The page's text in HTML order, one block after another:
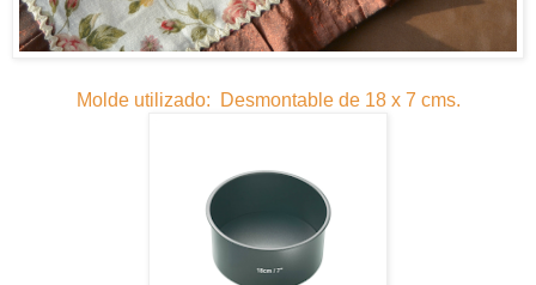
Molde utilizado: Desmontable de 18 x 7 cms.